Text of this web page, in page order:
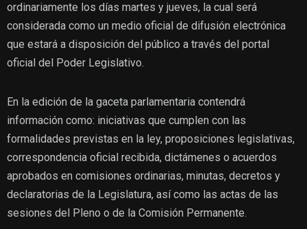
ordinariamente los días martes y jueves, la cual será
considerada como un medio oficial de difusión electrónica
que estará a disposición del público a través del portal
oficial del Poder Legislativo.
En la edición de la gaceta parlamentaria contendrá
información como: iniciativas que cumplen con las
formalidades previstas en la ley, proposiciones legislativas,
correspondencia oficial recibida, dictámenes o acuerdos
aprobados en comisiones ordinarias, minutas, decretos y
declaratorias de la Legislatura, así como las actas de las
sesiones del Pleno o de la Comisión Permanente.